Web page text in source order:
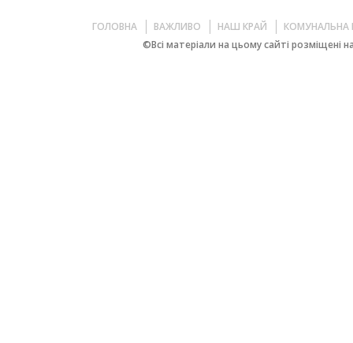
ГОЛОВНА ВАЖЛИВО НАШ КРАЙ
КОМУНАЛЬНА
©Всі матеріали на цьому сайті розміщені